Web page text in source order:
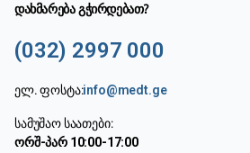
დახმარება გჭირდებათ?
(032) 2997 000
ელ. ფოსტა:info@medt.ge
სამუშაო საათები:
ორშ-პარ 10:00-17:00